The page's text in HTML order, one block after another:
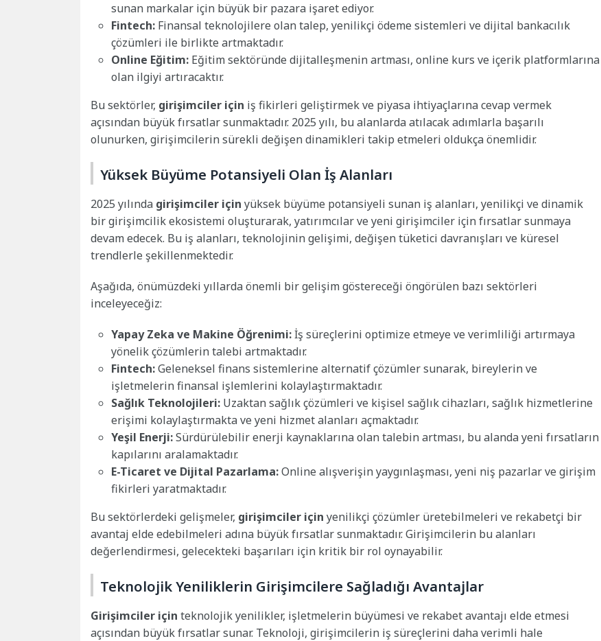
sunan markalar için büyük bir pazara işaret ediyor.
Fintech: Finansal teknolojilere olan talep, yenilikçi ödeme sistemleri ve dijital bankacılık
çözümleri ile birlikte artmaktadır.
Online Eğitim: Eğitim sektöründe dijitalleşmenin artması, online kurs ve içerik platformlarına
olan ilgiyi artıracaktır.
Bu sektörler, girişimciler için iş fikirleri geliştirmek ve piyasa ihtiyaçlarına cevap vermek
açısından büyük fırsatlar sunmaktadır. 2025 yılı, bu alanlarda atılacak adımlarla başarılı
olunurken, girişimcilerin sürekli değişen dinamikleri takip etmeleri oldukça önemlidir.
Yüksek Büyüme Potansiyeli Olan İş Alanları
2025 yılında girişimciler için yüksek büyüme potansiyeli sunan iş alanları, yenilikçi ve dinamik
bir girişimcilik ekosistemi oluşturarak, yatırımcılar ve yeni girişimciler için fırsatlar sunmaya
devam edecek. Bu iş alanları, teknolojinin gelişimi, değişen tüketici davranışları ve küresel
trendlerle şekillenmektedir.
Aşağıda, önümüzdeki yıllarda önemli bir gelişim göstereceği öngörülen bazı sektörleri
inceleyeceğiz:
Yapay Zeka ve Makine Öğrenimi:İş süreçlerini optimize etmeye ve verimliliği artırmaya
yönelik çözümlerin talebi artmaktadır.
Fintech:Geleneksel finans sistemlerine alternatif çözümler sunarak, bireylerin ve
işletmelerin finansal işlemlerini kolaylaştırmaktadır.
Sağlık Teknolojileri: Uzaktan sağlık çözümleri ve kişisel sağlık cihazları, sağlık hizmetlerine
erişimi kolaylaştırmakta ve yeni hizmet alanları açmaktadır.
Yeşil Enerji:Sürdürülebilir enerji kaynaklarına olan talebin artması, bu alanda yeni fırsatların
kapılarını aralamaktadır.
E-Ticaret ve Dijital Pazarlama:Online alışverişin yaygınlaşması, yeni niş pazarlar ve girişim
fikirleri yaratmaktadır.
Bu sektörlerdeki gelişmeler, girişimciler için yenilikçi çözümler üretebilmeleri ve rekabetçi bir
avantaj elde edebilmeleri adına büyük fırsatlar sunmaktadır. Girişimcilerin bu alanları
değerlendirmesi, gelecekteki başarıları için kritik bir rol oynayabilir.
Teknolojik Yeniliklerin Girişimcilere Sağladığı Avantajlar
Girişimciler için teknolojik yenilikler, işletmelerin büyümesi ve rekabet avantajı elde etmesi
açısından büyük fırsatlar sunar. Teknoloji, girişimcilerin iş süreçlerini daha verimli hale